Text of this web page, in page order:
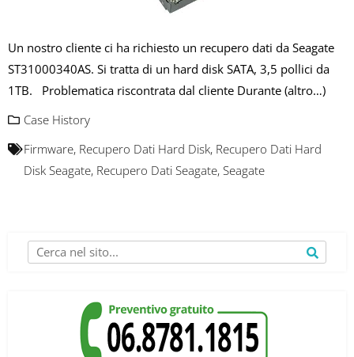
Un nostro cliente ci ha richiesto un recupero dati da Seagate
ST31000340AS. Si tratta di un hard disk SATA, 3,5 pollici da
1TB. Problematica riscontrata dal cliente Durante (altro…)
Case History
Firmware, Recupero Dati Hard Disk, Recupero Dati Hard
Disk Seagate, Recupero Dati Seagate, Seagate